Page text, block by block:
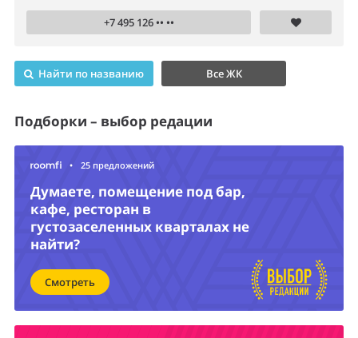
+7 495 126 •• ••
Найти по названию Все ЖК
Подборки – выбор редации
• 25 предложений
Думаете, помещение под бар,
кафе, ресторан в
густозаселенных кварталах не
найти?
Смотреть